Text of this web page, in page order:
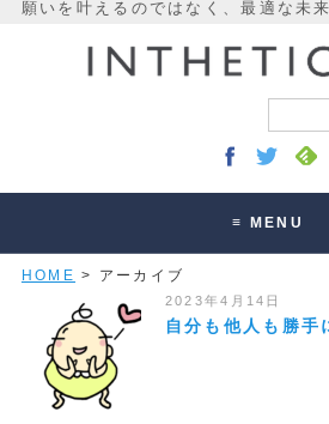
≡ MENU
講座・セッシ
HOME > アーカイブ
2023年4月14日
自分も他人も勝手